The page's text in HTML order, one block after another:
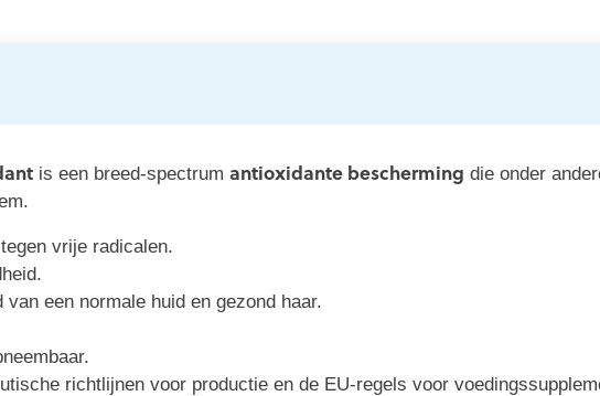
is een breed-spectrum antioxidante bescherming die onder
vrije radicalen.
een normale huid en gezond haar.
richtlijnen voor productie en de EU-regels voor